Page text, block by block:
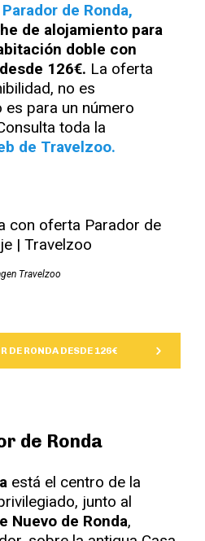
de Ronda,
de alojamiento para
doble con
126€. La oferta
no es
para un número
toda la
de Travelzoo.
Travelzoo
DE RONDA DESDE 126€
de Ronda
está el centro de la
junto al
Nuevo de Ronda,